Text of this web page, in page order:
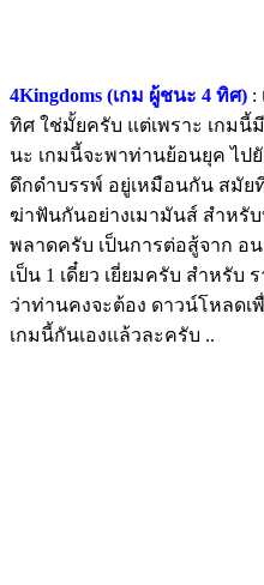
4Kingdoms (เกม ผู้ชนะ 4 ทิศ) :
ทิศ ใช่มั้ยครับ แต่เพราะ เกมนี้
นะ เกมนี้จะพาท่านย้อนยุค ไป
ดึกดำบรรพ์ อยู่เหมือนกัน สมัย
ฆ่าฟันกันอย่างเมามันส์ สำหรั
พลาดครับ เป็นการต่อสู้จาก อ
เป็น 1 เดี๋ยว เยี่ยมครับ สำหรับ
ว่าท่านคงจะต้อง ดาวน์โหลด
เกมนี้กันเองแล้วละครับ ..